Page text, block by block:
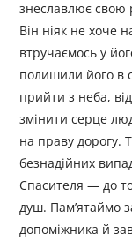
знеславлює свою
Він ніяк не хоче
втручаємось у
полишили його в
прийти з неба,
змінити серце
на праву дорогу.
безнадійних
Спасителя — до
душ. Пам’ятаймо
допоміжника й